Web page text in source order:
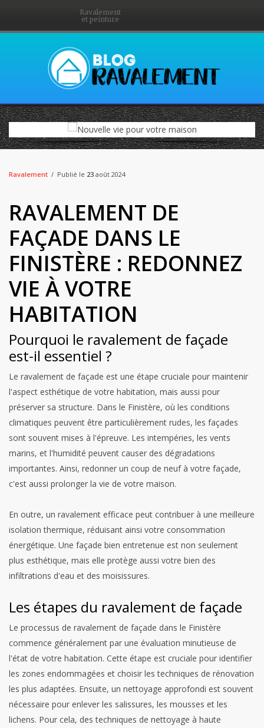
Ravalement
et peinture
Ravalement Publié le 23 août 2024
RAVALEMENT DE
FAÇADE DANS LE
FINISTÈRE : REDONNEZ
VIE À VOTRE
HABITATION
Pourquoi le ravalement de façade
est-il essentiel ?
Le ravalement de façade est une étape cruciale pour maintenir
l'aspect esthétique de votre habitation, mais aussi pour
préserver sa structure. Dans le Finistère, où les conditions
climatiques peuvent être particulièrement rudes, les façades
sont souvent mises à l'épreuve. Les intempéries, les vents
marins, et l'humidité peuvent causer des dégradations
importantes. Ainsi, redonner un coup de neuf à votre façade,
c'est aussi prolonger la vie de votre maison.
En outre, un ravalement efficace peut contribuer à une meilleure
isolation thermique, réduisant ainsi votre consommation
énergétique. Une façade bien entretenue est non seulement
plus esthétique, mais elle protège aussi votre bien des
infiltrations d'eau et des moisissures.
Les étapes du ravalement de façade
Le processus de ravalement de façade dans le Finistère
commence généralement par une évaluation minutieuse de
l'état de votre habitation. Cette étape est cruciale pour identifier
les zones endommagées et choisir les techniques de rénovation
les plus adaptées. Ensuite, un nettoyage approfondi est souvent
nécessaire pour enlever les salissures, les mousses et les
lichens. Pour cela, des techniques de nettoyage à haute